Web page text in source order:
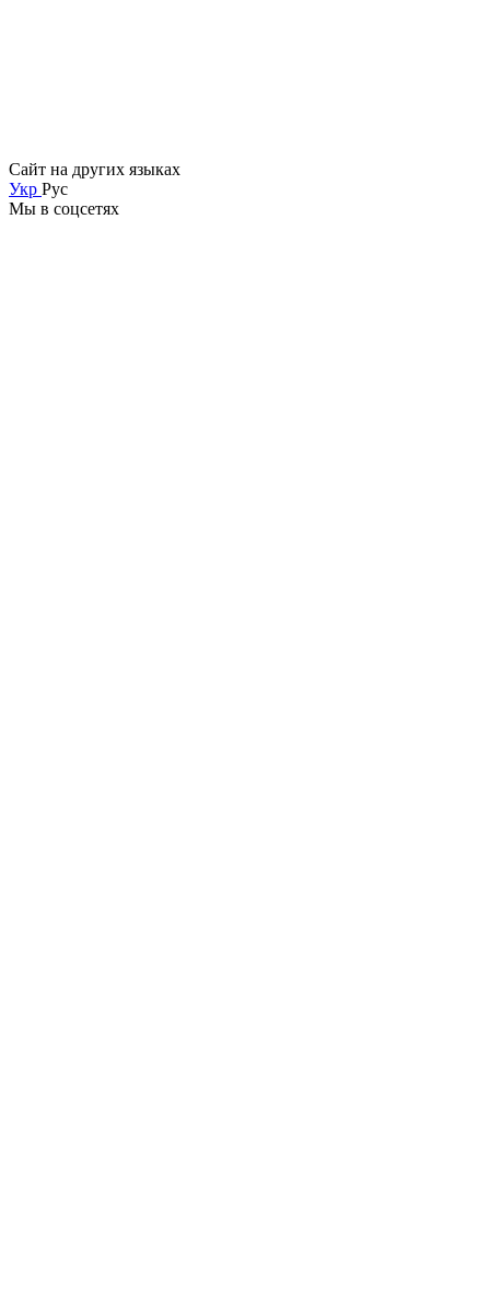
Сайт на других языках
Укр Рус
Мы в соцсетях